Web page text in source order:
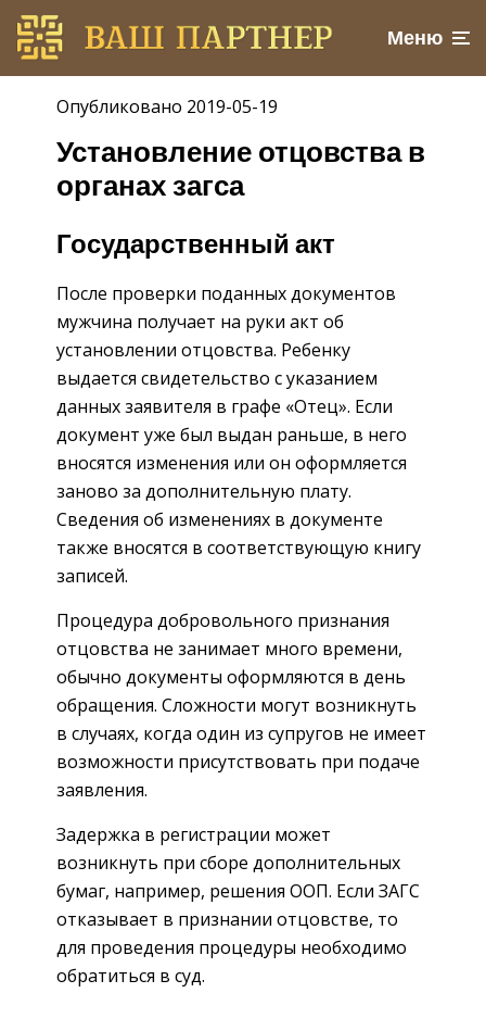
Меню
Опубликовано 2019-05-19
Установление отцовства в
органах загса
Государственный акт
После проверки поданных документов
мужчина получает на руки акт об
установлении отцовства. Ребенку
выдается свидетельство с указанием
данных заявителя в графе «Отец». Если
документ уже был выдан раньше, в него
вносятся изменения или он оформляется
заново за дополнительную плату.
Сведения об изменениях в документе
также вносятся в соответствующую книгу
записей.
Процедура добровольного признания
отцовства не занимает много времени,
обычно документы оформляются в день
обращения. Сложности могут возникнуть
в случаях, когда один из супругов не имеет
возможности присутствовать при подаче
заявления.
Задержка в регистрации может
возникнуть при сборе дополнительных
бумаг, например, решения ООП. Если ЗАГС
отказывает в признании отцовстве, то
для проведения процедуры необходимо
обратиться в суд.